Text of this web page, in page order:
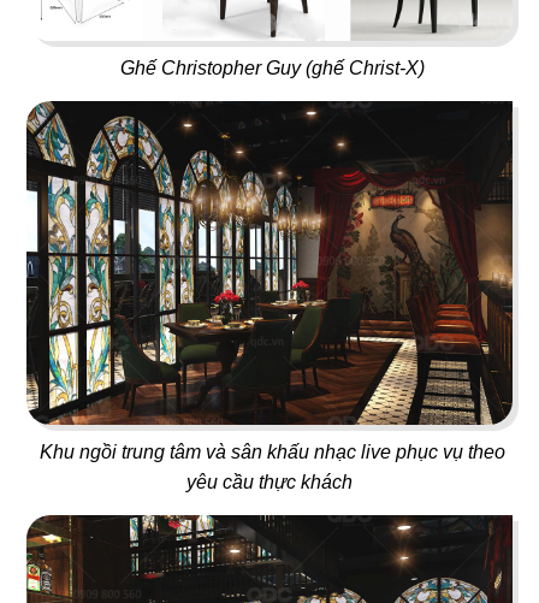
Ghế Christopher Guy (ghế Christ-X)
Khu ngồi trung tâm và sân khấu nhạc live phục vụ theo
yêu cầu thực khách
THÁI BBQ
Lẩu nướng Thái Lan
80
UDIYAN
81
DESTINY
Beer House
82
ĂN ĐƯỢC PHÚC
Lẩu nướng Macau
83
ĐÔNG NGUYÊN
84
EBISU